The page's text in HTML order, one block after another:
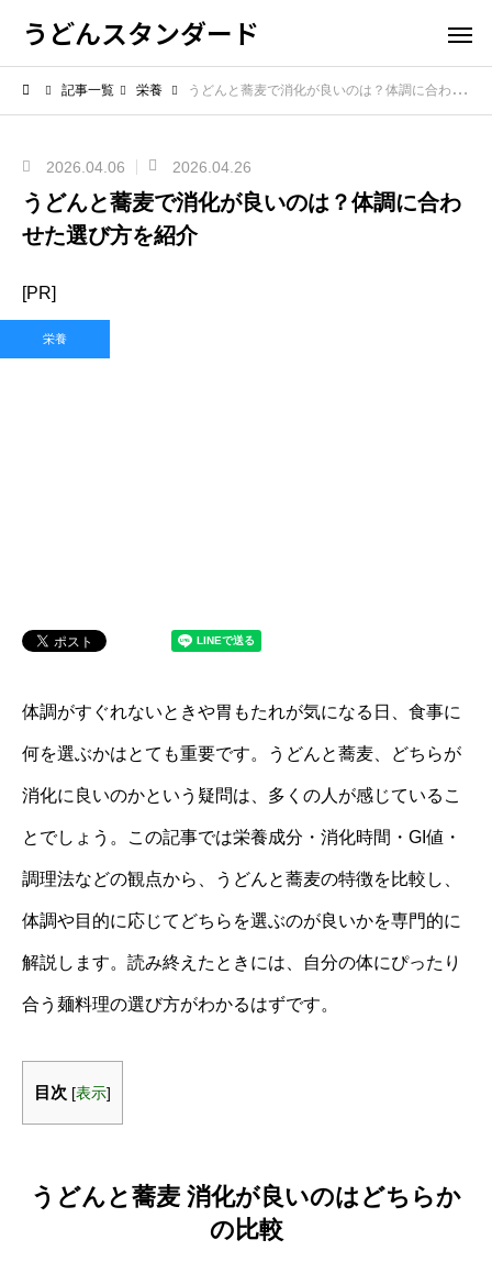
うどんスタンダード
記事一覧 栄養 うどんと蕎麦で消化が良いのは？体調に合わせた選び方を紹介
2026.04.06 2026.04.26
うどんと蕎麦で消化が良いのは？体調に合わ
せた選び方を紹介
[PR]
栄養
体調がすぐれないときや胃もたれが気になる日、食事に
何を選ぶかはとても重要です。うどんと蕎麦、どちらが
消化に良いのかという疑問は、多くの人が感じているこ
とでしょう。この記事では栄養成分・消化時間・GI値・
調理法などの観点から、うどんと蕎麦の特徴を比較し、
体調や目的に応じてどちらを選ぶのが良いかを専門的に
解説します。読み終えたときには、自分の体にぴったり
合う麺料理の選び方がわかるはずです。
目次 [表示]
うどんと蕎麦 消化が良いのはどちらか
の比較